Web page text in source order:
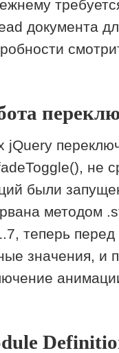
документа
jQuery
не
были
методом
теперь
значения, и